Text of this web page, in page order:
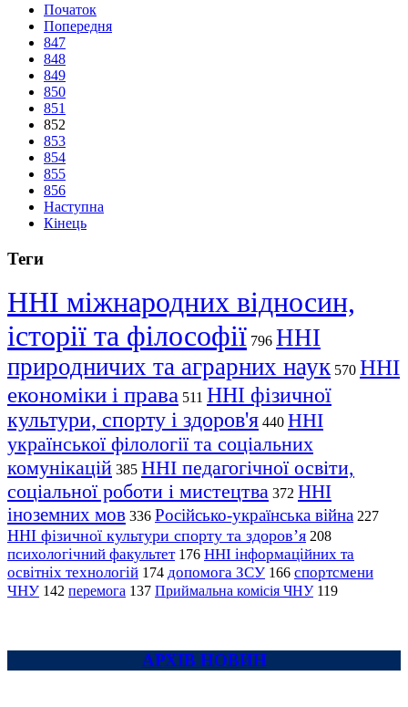
Початок
Попередня
847
848
849
850
851
852
853
854
855
856
Наступна
Кінець
Теги
ННІ міжнародних відносин,
історії та філософії 796 ННІ
природничих та аграрних наук 570 ННІ
економіки і права 511 ННІ фізичної
культури, спорту і здоров'я 440 ННІ
української філології та соціальних
комунікацій 385 ННІ педагогічної освіти,
соціальної роботи і мистецтва 372 ННІ
іноземних мов 336 Російсько-українська війна 227
ННІ фізичної культури спорту та здоров’я 208
психологічний факультет 176 ННІ інформаційних та
освітніх технологій 174 допомога ЗСУ 166 спортсмени
ЧНУ 142 перемога 137 Приймальна комісія ЧНУ 119
АРХІВ НОВИН